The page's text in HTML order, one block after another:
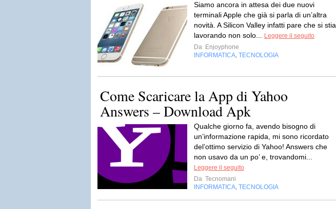
Siamo ancora in attesa dei due nuovi
terminali Apple che già si parla di un’altra
novità. A Silicon Valley infatti pare che si stia
lavorando non solo...
Leggere il seguito
Da Enjoyphone
INFORMATICA TECNOLOGIA
Come Scaricare la App di Yahoo
Answers – Download Apk
Qualche giorno fa, avendo bisogno di
un’informazione rapida, mi sono ricordato
del’ottimo servizio di Yahoo! Answers che
non usavo da un po’ e, trovandomi...
Leggere il seguito
Da Tecnomani
INFORMATICA TECNOLOGIA